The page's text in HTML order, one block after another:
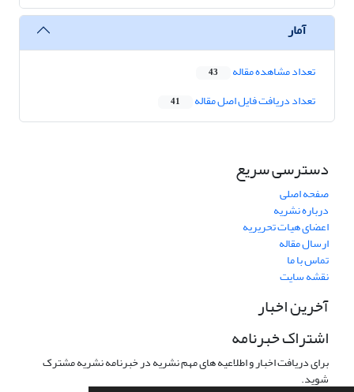
آمار
تعداد مشاهده مقاله 43
تعداد دریافت فایل اصل مقاله 41
دسترسی سریع
صفحه اصلی
درباره نشریه
اعضای هیات تحریریه
ارسال مقاله
تماس با ما
نقشه سایت
آخرین اخبار
اشتراک خبرنامه
برای دریافت اخبار و اطلاعیه های مهم نشریه در خبرنامه نشریه مشترک
شوید.